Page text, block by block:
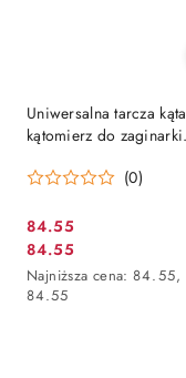
Uniwersalna tarcza kąta
kątomierz do zaginarki
STOPNI - 8 mm(0)
Cena
promocyjna:
84.55
Cena
promocyjna:
84.55
Najniższa
cena
Najniższa cena: 84.55,
84.55